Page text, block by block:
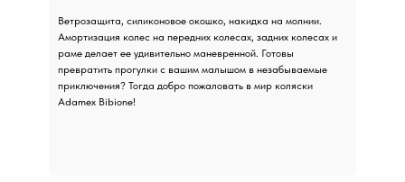
Ветрозащита, силиконовое окошко, накидка на молнии.
Амортизация колес на передних колесах, задних колесах и
раме делает ее удивительно маневренной. Готовы
превратить прогулки с вашим малышом в незабываемые
приключения? Тогда добро пожаловать в мир коляски
Adamex Bibione!